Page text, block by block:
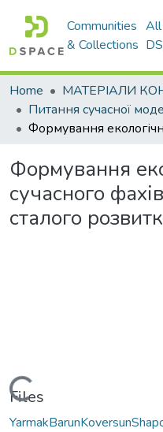
Communities
& Collections
Home
Формування
сучасного
сталого
Loading...
Files